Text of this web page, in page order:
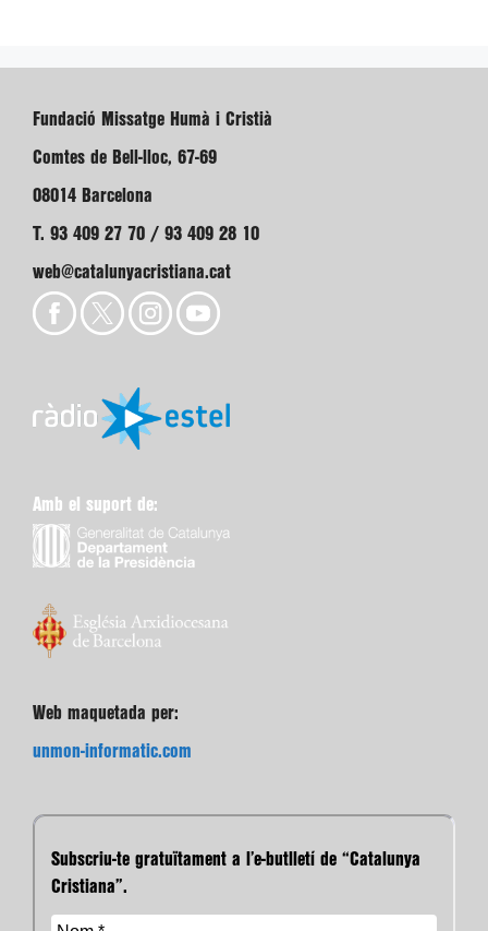
Fundació Missatge Humà i Cristià
Comtes de Bell-lloc, 67-69
08014 Barcelona
T. 93 409 27 70 / 93 409 28 10
web@catalunyacristiana.cat
Amb el suport de:
Web maquetada per:
unmon-informatic.com
Subscriu-te gratuïtament a l’e-butlletí de “Catalunya
Cristiana”.